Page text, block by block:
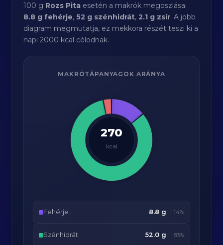
100 g Rozs Pita esetén a makrók megoszlása:
8.8 g fehérje,52 g szénhidrát,2.1 g zsír. A jobb
diagram megmutatja, ez mekkora részét teszi ki a
napi 2000 kcal célodnak.
MAKRÓTÁPANYAGOK ARÁNYA
270
kcal
Fehérje 8.8 g 14%
Szénhidrát 52.0 g 83%